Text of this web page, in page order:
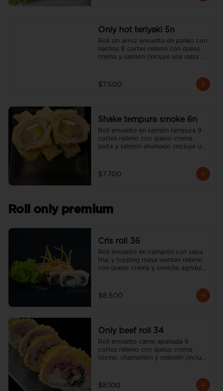
Only hot teriyaki 5n
Roll sin arroz envuelto en panko con
nachos 8 cortes relleno con queso
crema y salmón (incluye una salsa
$7.500
Shake tempura smoke 6n
Roll envuelto en salmón tempura 9
cortes relleno con queso crema,
palta y salmón ahumado (incluye una
$7.700
Roll only premium
Cris roll 36
Roll envuelto en camarón con salsa
thai y topping masa wantan relleno
con queso crema y ceviche agridulce
$8.500
Only beef roll 34
Roll envuelto carne apanada 9
cortes relleno con queso crema,
tocino, champiñón y cebollín (incluye
$8.100